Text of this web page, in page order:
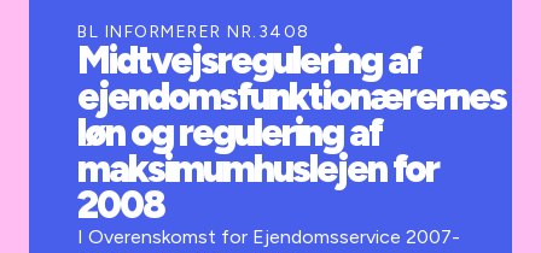
Kurser og arrangementer
Jobportalen
BL INFORMERER NR.3408
Midtvejsregulering af
ejendomsfunktionærernes
løn og regulering af
maksimumhuslejen for
2008
I Overenskomst for Ejendomsservice 2007-